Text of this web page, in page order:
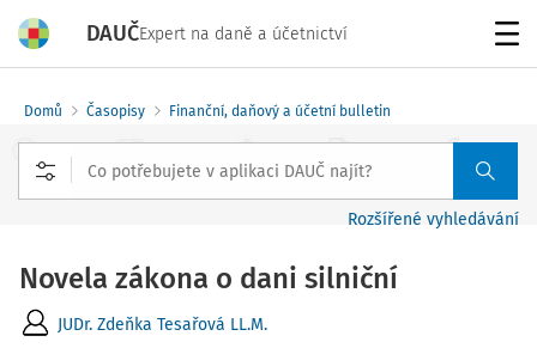
DAUČExpert na daně a účetnictví
Domů Časopisy Finanční, daňový a účetní bulletin
Rozšířené vyhledávání
Novela zákona o dani silniční
JUDr. Zdeňka Tesařová LL.M.